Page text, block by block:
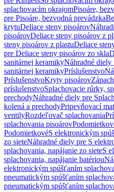
splachovacím okrajomPisoáre,
pre Pisoáre, bezvodná prevádzka
krytuDeliace steny pisoárov
pisoárovDeliace steny pisoárov z
steny pisoárov z plastuDeliace
pre Deliace steny pisoárov zo skla
sanitárnej keramikyNáhradné diely
sanitárnej keramikyPríslušenstvo
PríslušenstvoKryty pisoárov
príslušenstvoSplachovacie rúrky,
prechodyNáhradné diely pre
kolená a prechodyPripevňovací
ventilyRozdeľovač splachovania
splachovania pisoárov
PodomietkovéS elektronickým
zo sieteNáhradné diely pre S
splachovania, napájanie zo sieteS
splachovania, napájanie batériou
elektronickým spúšťaním
pneumatickým spúšťaním
pneumatickým spúšťaním